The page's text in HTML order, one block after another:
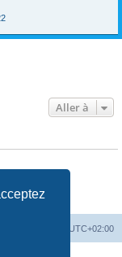
Aller à
UTC+02:00